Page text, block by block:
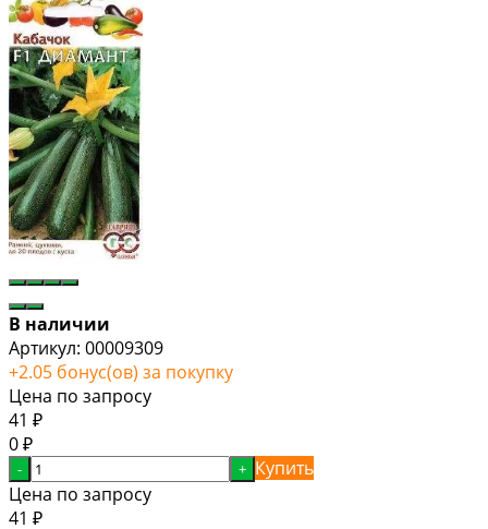
В наличии
Артикул: 00009309
+2.05 бонус(ов) за покупку
Цена по запросу
41 ₽
0 ₽
- + Купить
Цена по запросу
41 ₽